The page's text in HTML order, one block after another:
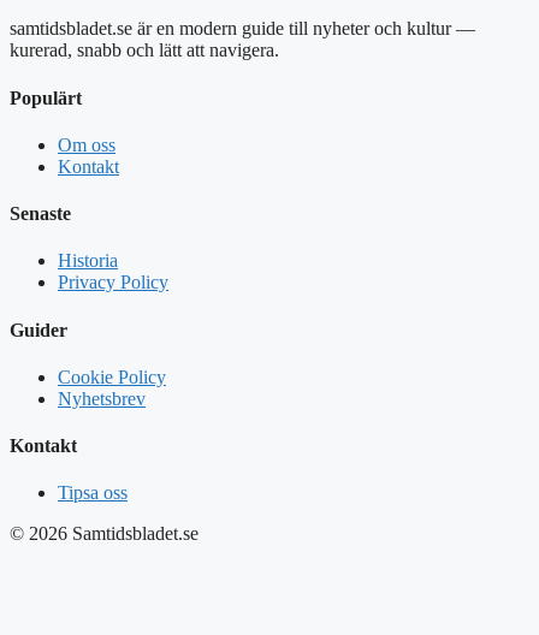
samtidsbladet.se är en modern guide till nyheter och kultur —
kurerad, snabb och lätt att navigera.
Populärt
Om oss
Kontakt
Senaste
Historia
Privacy Policy
Guider
Cookie Policy
Nyhetsbrev
Kontakt
Tipsa oss
© 2026 Samtidsbladet.se